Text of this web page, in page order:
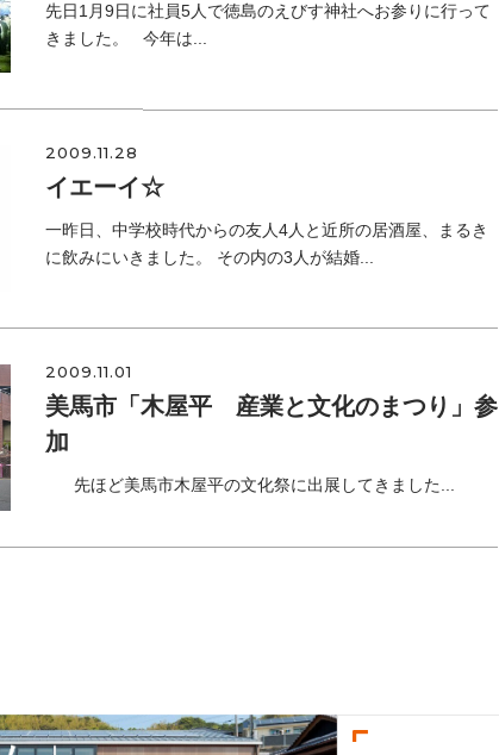
先日1月9日に社員5人で徳島のえびす神社へお参りに行って
きました。 今年は...
2009.11.28
イエーイ☆
一昨日、中学校時代からの友人4人と近所の居酒屋、まるき
に飲みにいきました。 その内の3人が結婚...
2009.11.01
美馬市「木屋平 産業と文化のまつり」参
加
先ほど美馬市木屋平の文化祭に出展してきました...